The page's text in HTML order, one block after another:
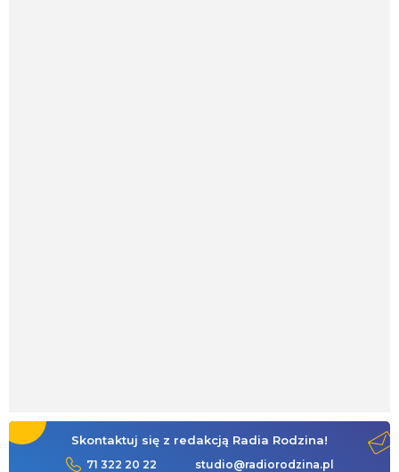
Skontaktuj się z redakcją Radia Rodzina!
71 322 20 22 studio@radiorodzina.pl